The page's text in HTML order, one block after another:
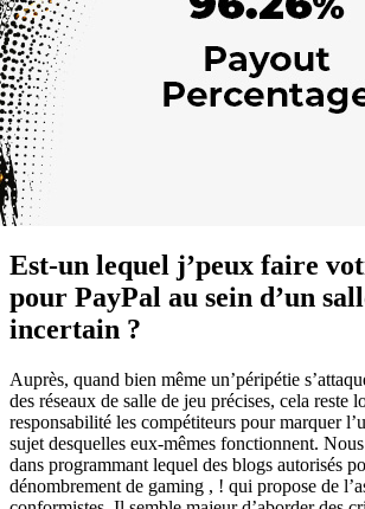
Est-un lequel j’peux faire
pour PayPal au sein d’un
incertain ?
Auprès, quand bien même un’péripétie
des réseaux de salle de jeu précises, cela reste
responsabilité les compétiteurs pour marquer
sujet desquelles eux-mêmes fonctionnent.
dans programmant lequel des blogs autorisés
dénombrement de gaming , ! qui propose de